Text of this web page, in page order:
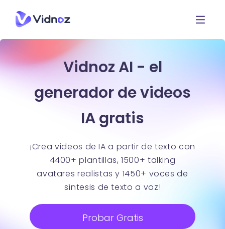
Vidnoz AI - el
generador de videos
IA gratis
¡Crea videos de IA a partir de texto con
4400+ plantillas, 1500+ talking
avatares realistas y 1450+ voces de
síntesis de texto a voz!
Probar Gratis